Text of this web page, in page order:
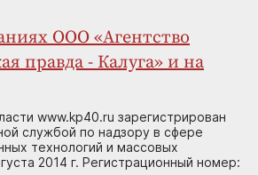
ООО «Агентство
правда - Калуга» и на
www.kp40.ru зарегистрирован
службой по надзору в сфере
технологий и массовых
2014 г. Регистрационный номер: